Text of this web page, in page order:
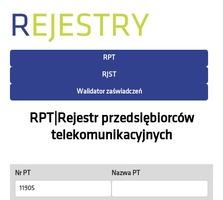
RPT
RJST
Walidator zaświadczeń
RPT|Rejestr przedsiębiorców
telekomunikacyjnych
Nr PT Nazwa PT